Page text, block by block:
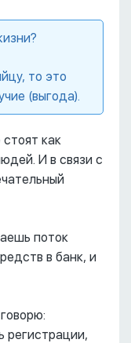
то это
(выгода).
как
И в связи с
поток
в банк, и
регистрации,